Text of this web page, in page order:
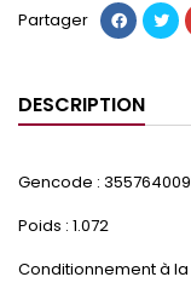
Partager
DESCRIPTION
Gencode :
Poids : 1.072
Conditionnement à la